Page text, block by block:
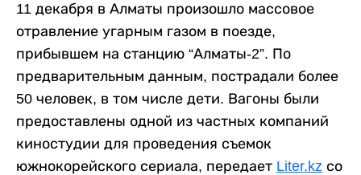
11 декабря в Алматы произошло массовое
отравление угарным газом в поезде,
прибывшем на станцию “Алматы-2”. По
предварительным данным, пострадали более
50 человек, в том числе дети. Вагоны были
предоставлены одной из частных компаний
киностудии для проведения съемок
южнокорейского сериала, передает Liter.kz со